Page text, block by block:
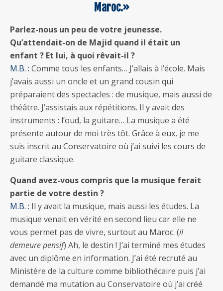
Maroc.»
Parlez-nous un peu de votre jeunesse.
Qu’attendait-on de Majid quand il était un
enfant ? Et lui, à quoi rêvait-il ?
M.B. : Comme tous les enfants… J’allais à l’école. Mais
j’avais aussi un oncle et un grand cousin qui
préparaient des spectacles : de musique, mais aussi de
théâtre. J’assistais aux répétitions. Il y avait des
instruments : l’oud, la guitare… La musique a été
présente autour de moi très tôt. Grâce à eux, je me
suis inscrit au Conservatoire où j’ai suivi les cours de
guitare classique.
Quand avez-vous compris que la musique ferait
partie de votre destin ?
M.B. : Il y avait la musique, mais aussi les études. La
musique venait en vérité en second lieu car elle ne
vous permet pas de vivre, surtout au Maroc. (il
demeure pensif) Ah, le destin ! J’ai terminé mes études
avec un diplôme en information. J’ai été recruté au
Ministère de la culture comme bibliothécaire puis j’ai
demandé ma mutation au Conservatoire où j’ai créé